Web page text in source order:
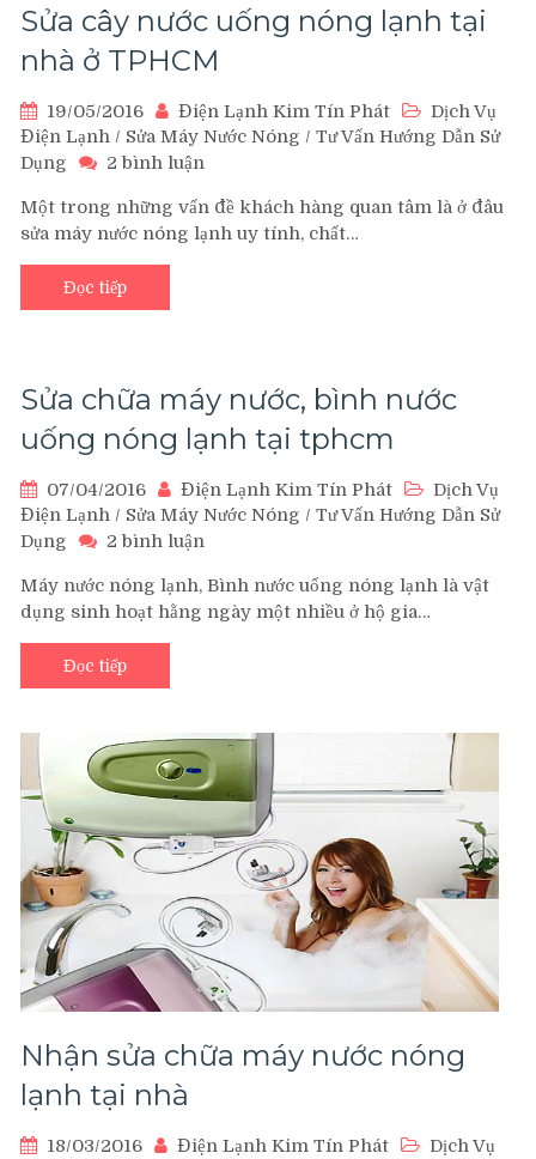
bảo
quản
vào
mùa
mưa
Sửa cây nước uống nóng lạnh tại
nhà ở TPHCM
19/05/2016 Điện Lạnh Kim Tín Phát
Dịch Vụ
Điện Lạnh / Sửa Máy Nước Nóng / Tư Vấn Hướng Dẫn Sử
Dụng
2 bình luận
cây
nước
TPHCM
Một trong những vấn đề khách hàng quan tâm là ở đâu
sửa máy nước nóng lạnh uy tính, chất…
Đọc tiếp
Sửa chữa máy nước, bình nước
uống nóng lạnh tại tphcm
07/04/2016 Điện Lạnh Kim Tín Phát
Dịch Vụ
Điện Lạnh / Sửa Máy Nước Nóng / Tư Vấn Hướng Dẫn Sử
Dụng
2 bình luận
chữa
máy
nóng
lạnh
tại
tphcm
Máy nước nóng lạnh, Bình nước uống nóng lạnh là vật
dụng sinh hoạt hằng ngày một nhiều ở hộ gia…
Đọc tiếp
Nhận sửa chữa máy nước nóng
lạnh tại nhà
18/03/2016 Điện Lạnh Kim Tín Phát
Dịch Vụ